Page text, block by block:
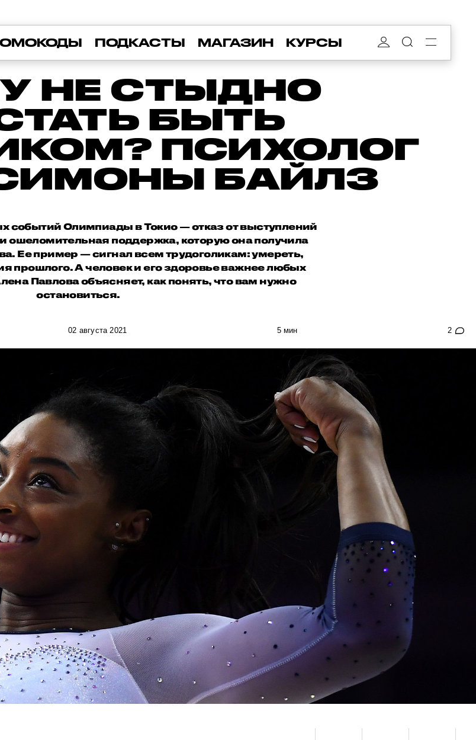
ПОДКАСТЫ МАГАЗИН КУРСЫ
НЕ СТЫДНО
БЫТЬ
ПСИХОЛОГ
БАЙЛЗ
событий Олимпиады в Токио — отказ от выступлений
ошеломительная поддержка, которую она получила
Ее пример — сигнал всем трудоголикам: умереть,
прошлого. А человек и его здоровье важнее любых
Павлова объясняет, как понять, что вам нужно
остановиться.
02 августа 2021 5 мин 2